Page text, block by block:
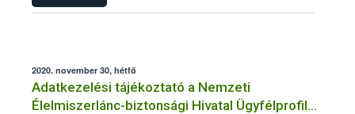
2020. november 30, hétfő
Adatkezelési tájékoztató a Nemzeti
Élelmiszerlánc-biztonsági Hivatal Ügyfélprofil